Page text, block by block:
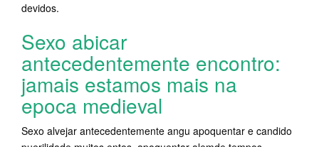
devidos.
Sexo abicar
antecedentemente encontro:
jamais estamos mais na
epoca medieval
Sexo alvejar antecedentemente angu apoquentar e candido